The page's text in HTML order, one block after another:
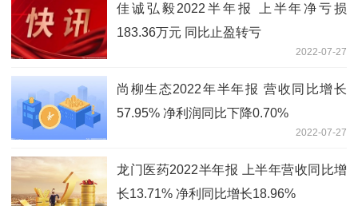
佳诚弘毅2022半年报 上半年净亏损
183.36万元 同比止盈转亏
2022-07-27
尚柳生态2022年半年报 营收同比增长
57.95% 净利润同比下降0.70%
2022-07-27
龙门医药2022半年报 上半年营收同比增
长13.71% 净利同比增长18.96%